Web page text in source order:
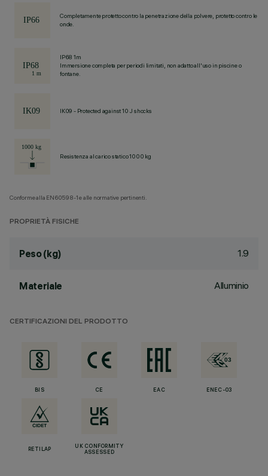
Completamente protetto contro la penetrazione della polvere, protetto contro le
onde.
IP68 1m
Immersione completa per periodi limitati, non adatto all'uso in piscine o
fontane.
IK09 - Protected against 10 J shocks
Resistenza al carico statico 1000 kg
Conforme alla EN60598-1 e alle normative pertinenti.
PROPRIETÀ FISICHE
Peso (kg) 1.9
Materiale Alluminio
CERTIFICAZIONI DEL PRODOTTO
BIS CE EAC ENEC-03
RETILAP
UK CONFORMITY
ASSESSED